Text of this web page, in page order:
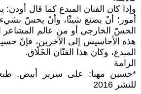
وإذا كان الفنان المبدع كما قال أودن:
أمور؛ أنْ يصنع شيئًا، وأنْ يحسّ بشيء
الحسّ الخارجي أو من عالم المشاعر
هذه الأحاسيس إلى الآخرين، فإنّ
المبدع، وكان هذا الفنّان الخَلّاق.
الرامة
*حسين مهنا: على سرير أبيض. طبعة
للنشر 2016